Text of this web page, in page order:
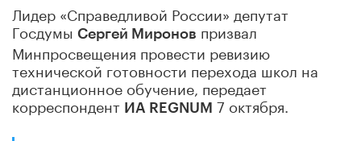
Лидер «Справедливой России» депутат
Госдумы Сергей Миронов призвал
Минпросвещения провести ревизию
технической готовности перехода школ на
дистанционное обучение, передает
корреспондент ИА REGNUM 7 октября.